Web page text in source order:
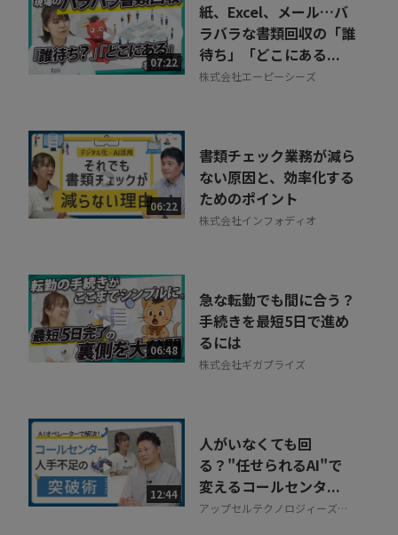
07:22
紙、Excel、メール…バ
ラバラな書類回収の「誰
待ち」「どこにある...
株式会社エーピーシーズ
06:22
書類チェック業務が減ら
ない原因と、効率化する
ためのポイント
株式会社インフォディオ
06:48
急な転勤でも間に合う？
手続きを最短5日で進め
るには
株式会社ギガプライズ
12:44
人がいなくても回
る？"任せられるAI"で
変えるコールセンタ...
アップセルテクノロジィーズ株